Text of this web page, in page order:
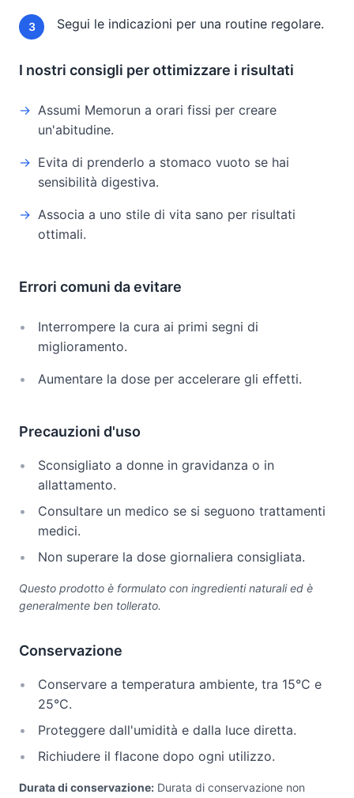
Segui le indicazioni per una routine regolare.
I nostri consigli per ottimizzare i risultati
Assumi Memorun a orari fissi per creare
un'abitudine.
Evita di prenderlo a stomaco vuoto se hai
sensibilità digestiva.
Associa a uno stile di vita sano per risultati
ottimali.
Errori comuni da evitare
Interrompere la cura ai primi segni di
miglioramento.
Aumentare la dose per accelerare gli effetti.
Precauzioni d'uso
Sconsigliato a donne in gravidanza o in
allattamento.
Consultare un medico se si seguono trattamenti
medici.
Non superare la dose giornaliera consigliata.
Questo prodotto è formulato con ingredienti naturali ed è
generalmente ben tollerato.
Conservazione
Conservare a temperatura ambiente, tra 15°C e
25°C.
Proteggere dall'umidità e dalla luce diretta.
Richiudere il flacone dopo ogni utilizzo.
Durata di conservazione: Durata di conservazione non